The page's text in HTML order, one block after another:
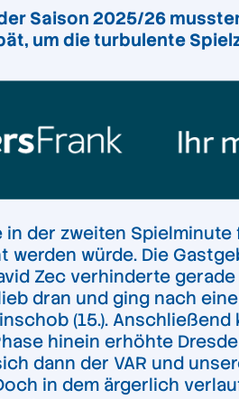
Saison 2025/26
um die turbulente
in der zweiten
werden würde. Die
Zec verhinderte
dran und ging nach
(15.).
hinein erhöhte
dann der VAR und
in dem ärgerlich